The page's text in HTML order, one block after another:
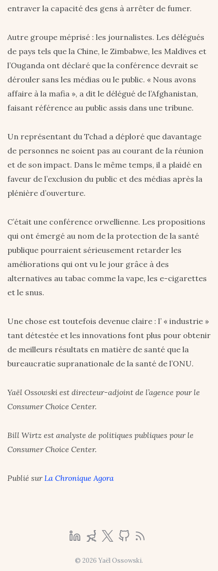
entraver la capacité des gens à arrêter de fumer.
Autre groupe méprisé : les journalistes. Les délégués
de pays tels que la Chine, le Zimbabwe, les Maldives et
l’Ouganda ont déclaré que la conférence devrait se
dérouler sans les médias ou le public. « Nous avons
affaire à la mafia », a dit le délégué de l’Afghanistan,
faisant référence au public assis dans une tribune.
Un représentant du Tchad a déploré que davantage
de personnes ne soient pas au courant de la réunion
et de son impact. Dans le même temps, il a plaidé en
faveur de l’exclusion du public et des médias après la
plénière d’ouverture.
C’était une conférence orwellienne. Les propositions
qui ont émergé au nom de la protection de la santé
publique pourraient sérieusement retarder les
améliorations qui ont vu le jour grâce à des
alternatives au tabac comme la vape, les e-cigarettes
et le snus.
Une chose est toutefois devenue claire : l’ « industrie »
tant détestée et les innovations font plus pour obtenir
de meilleurs résultats en matière de santé que la
bureaucratie supranationale de la santé de l’ONU.
Yaël Ossowski est directeur-adjoint de l’agence pour le
Consumer Choice Center.
Bill Wirtz est analyste de politiques publiques pour le
Consumer Choice Center.
Publié surLa Chronique Agora
© 2026 Yaël Ossowski.